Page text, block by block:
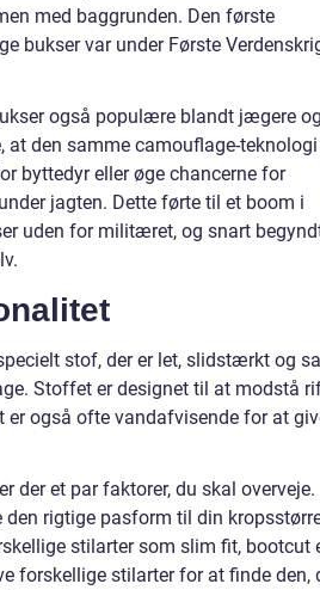
med baggrunden. Den første
bukser var under Første
også populære blandt jægere
at den samme camouflage-
byttedyr eller øge chancerne for
jagten. Dette førte til et boom i
uden for militæret, og snart
stof, der er let, slidstærkt og
Stoffet er designet til at modstå
er også ofte vandafvisende for at
der et par faktorer, du skal
rigtige pasform til din
stilarter som slim fit, bootcut
forskellige stilarter for at finde den,